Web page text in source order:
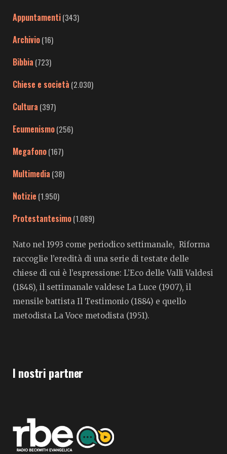
Appuntamenti(343)
Archivio(16)
Bibbia (723)
Chiese e società (2.030)
Cultura (397)
Ecumenismo(256)
Megafono(167)
Multimedia (38)
Notizie (1.950)
Protestantesimo(1.089)
Nato nel 1993 come periodico settimanale, Riforma
raccoglie l’eredità di una serie di testate delle
chiese di cui è l’espressione: L’Eco delle Valli Valdesi
(1848), il settimanale valdese La Luce (1907), il
mensile battista Il Testimonio (1884) e quello
metodista La Voce metodista (1951).
I nostri partner